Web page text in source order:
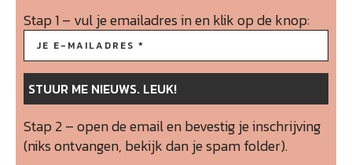
Stap 1 – vul je emailadres in en klik op de knop:
Stap 2 – open de email en bevestig je inschrijving
(niks ontvangen, bekijk dan je spam folder).